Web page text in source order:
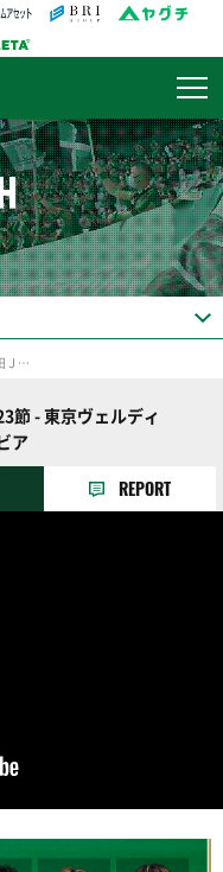
２０２４ 明治安田Ｊ１リーグ 第23節
節 - 東京ヴェルディ
ア
REPORT